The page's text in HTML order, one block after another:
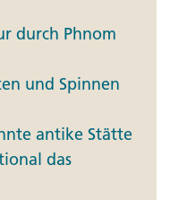
durch Phnom
und Spinnen
antike Stätte
das